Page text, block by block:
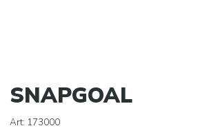
Konor och häckar
Pumpar och nipplar
SNAPGOAL
Art: 173000